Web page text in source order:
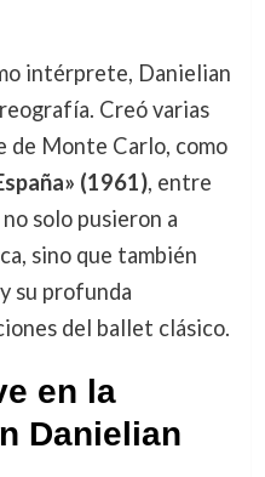
intérprete, Danielian
Creó varias
de Monte Carlo, como
(1961), entre
solo pusieron a
sino que también
su profunda
del ballet clásico.
en la
Danielian